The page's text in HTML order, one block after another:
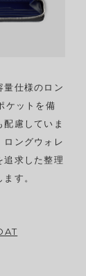
量仕様のロン
ケットを備
慮していま
ロングウォレ
追求した整理
す。